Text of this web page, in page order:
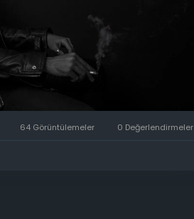
64 Görüntülemeler 0 Değerlendirmeler